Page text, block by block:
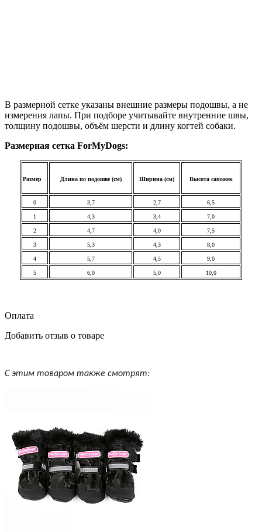
В размерной сетке указаны внешние размеры подошвы, а не
измерения лапы. При подборе учитывайте внутренние швы,
толщину подошвы, объём шерсти и длину когтей собаки.
Размерная сетка ForMyDogs:
Размер Длина по подошве (см) Ширина (см) Высота сапожек
0 3,7 2,7 6,5
1 4,3 3,4 7,0
2 4,7 4,0 7,5
3 5,3 4,3 8,0
4 5,7 4,5 9,0
5 6,0 5,0 10,0
Оплата
Добавить отзыв о товаре
С этим товаром также смотрят: